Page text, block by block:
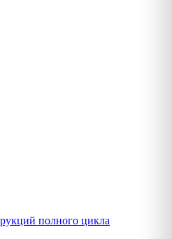
полного цикла